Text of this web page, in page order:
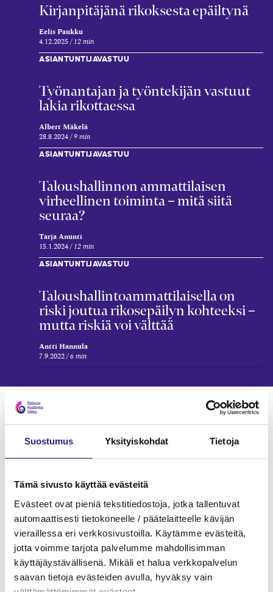
Suostumus Yksityiskohdat Tietoja
Tämä sivusto käyttää evästeitä
Evästeet ovat pieniä tekstitiedostoja, jotka tallentuvat
automaattisesti tietokoneelle / päätelaitteelle kävijän
vieraillessa eri verkkosivustoilla. Käytämme evästeitä,
jotta voimme tarjota palvelumme mahdollisimman
käyttäjäystävällisenä. Mikäli et halua verkkopalvelun
saavan tietoja evästeiden avulla, hyväksy vain
Kirjanpitäjänä rikoksesta epäiltynä
Eelis Paukku
4.12.2025 12 min
ASIANTUNTIJAVASTUU
Työnantajan ja työntekijän vastuut
lakia rikottaessa
Albert Mäkelä
28.8.2024 9 min
ASIANTUNTIJAVASTUU
Talous­hallinnon ammat­tilaisen
virheel­linen toiminta – mitä siitä
seuraa?
Tarja Anunti
15.1.2024 12 min
ASIANTUNTIJAVASTUU
Talous­hallinto­ammattilaisella on
riski joutua rikos­epäilyn kohteeksi –
mutta riskiä voi välttää
Antti Hannula
7.9.2022 6 min
Verkkokoulutukset